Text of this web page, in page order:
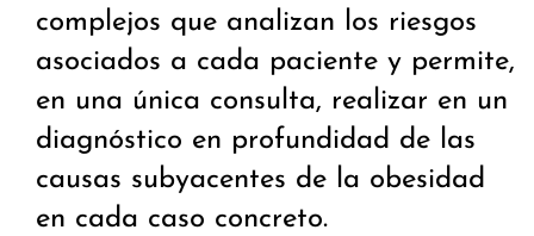
complejos que analizan los riesgos
asociados a cada paciente y permite,
en una única consulta, realizar en un
diagnóstico en profundidad de las
causas subyacentes de la obesidad
en cada caso concreto.